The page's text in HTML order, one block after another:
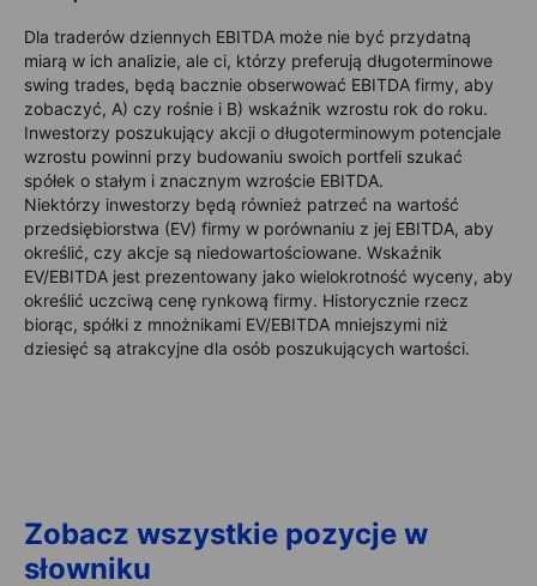
Dla traderów dziennych EBITDA może nie być przydatną
miarą w ich analizie, ale ci, którzy preferują długoterminowe
swing trades, będą bacznie obserwować EBITDA firmy, aby
zobaczyć, A) czy rośnie i B) wskaźnik wzrostu rok do roku.
Inwestorzy poszukujący akcji o długoterminowym potencjale
wzrostu powinni przy budowaniu swoich portfeli szukać
spółek o stałym i znacznym wzroście EBITDA.
Niektórzy inwestorzy będą również patrzeć na wartość
przedsiębiorstwa (EV) firmy w porównaniu z jej EBITDA, aby
określić, czy akcje są niedowartościowane. Wskaźnik
EV/EBITDA jest prezentowany jako wielokrotność wyceny, aby
określić uczciwą cenę rynkową firmy. Historycznie rzecz
biorąc, spółki z mnożnikami EV/EBITDA mniejszymi niż
dziesięć są atrakcyjne dla osób poszukujących wartości.
Zobacz wszystkie pozycje w
słowniku